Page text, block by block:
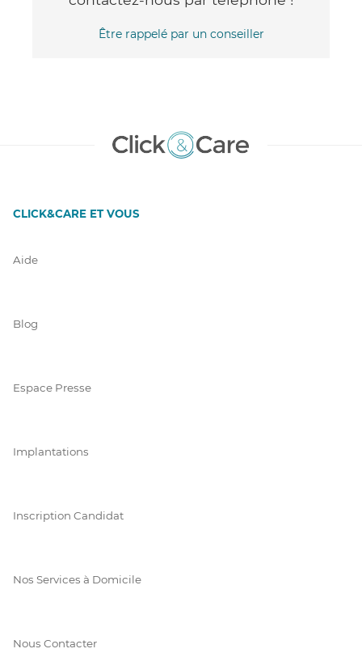
Être rappelé par un conseiller
CLICK&CARE ET VOUS
Aide
Blog
Espace Presse
Implantations
Inscription Candidat
Nos Services à Domicile
Nous Contacter